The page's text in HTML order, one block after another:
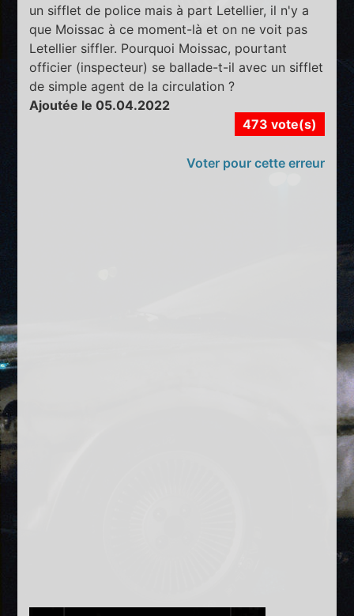
un sifflet de police mais à part Letellier, il n'y a
que Moissac à ce moment-là et on ne voit pas
Letellier siffler. Pourquoi Moissac, pourtant
officier (inspecteur) se ballade-t-il avec un sifflet
de simple agent de la circulation ?
Ajoutée le 05.04.2022
473 vote(s)
Voter pour cette erreur